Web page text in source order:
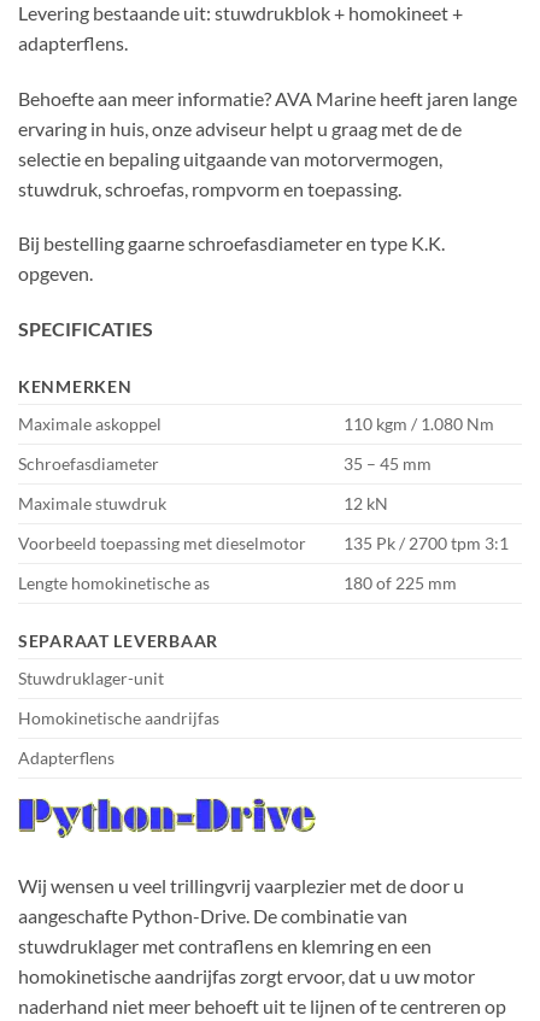
Levering bestaande uit: stuwdrukblok + homokineet +
adapterflens.
Behoefte aan meer informatie? AVA Marine heeft jaren lange
ervaring in huis, onze adviseur helpt u graag met de de
selectie en bepaling uitgaande van motorvermogen,
stuwdruk, schroefas, rompvorm en toepassing.
Bij bestelling gaarne schroefasdiameter en type K.K.
opgeven.
SPECIFICATIES
KENMERKEN
Maximale askoppel
110 kgm / 1.080 Nm
Schroefasdiameter
35 – 45 mm
Maximale stuwdruk
12 kN
Voorbeeld toepassing met dieselmotor
135 Pk / 2700 tpm 3:1
Lengte homokinetische as
180 of 225 mm
SEPARAAT LEVERBAAR
Stuwdruklager-unit
Homokinetische aandrijfas
Adapterflens
Wij wensen u veel trillingvrij vaarplezier met de door u
aangeschafte Python-Drive. De combinatie van
stuwdruklager met contraflens en klemring en een
homokinetische aandrijfas zorgt ervoor, dat u uw motor
naderhand niet meer behoeft uit te lijnen of te centreren op